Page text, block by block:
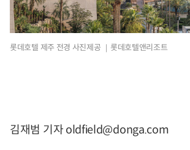
롯데호텔 제주 전경 사진제공 ｜롯데호텔앤리조트
김재범 기자 oldfield@donga.com